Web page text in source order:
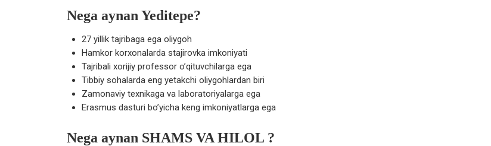
Nega aynan Yeditepe?
27 yillik tajribaga ega oliygoh
Hamkor korxonalarda stajirovka imkoniyati
Tajribali xorijiy professor o’qituvchilarga ega
Tibbiy sohalarda eng yetakchi oliygohlardan biri
Zamonaviy texnikaga va laboratoriyalarga ega
Erasmus dasturi bo’yicha keng imkoniyatlarga ega
Nega aynan SHAMS VA HILOL ?